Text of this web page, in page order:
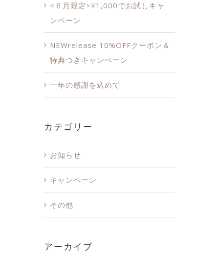
<６月限定>¥1,000でお試しキャ
ンペーン
NEWrelease 10%OFFクーポン＆
特典つきキャンペーン
一年の感謝を込めて
カテゴリー
お知らせ
キャンペーン
その他
アーカイブ